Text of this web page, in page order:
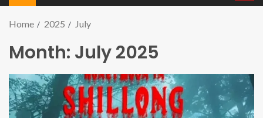
Home 2025 July
Month: July 2025